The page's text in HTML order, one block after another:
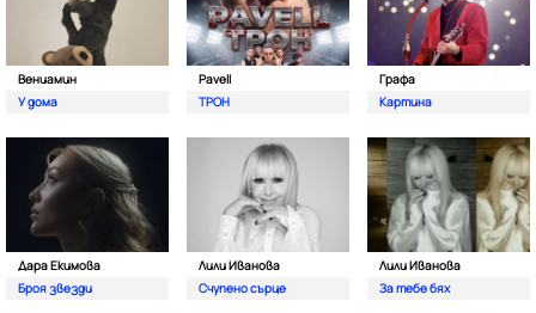
Вениамин
У дома
Pavell
ТРОН
Графа
Картина
Дара Екимова
Броя звезди
Лили Иванова
Счупено сърце
Лили Иванова
За тебе бях